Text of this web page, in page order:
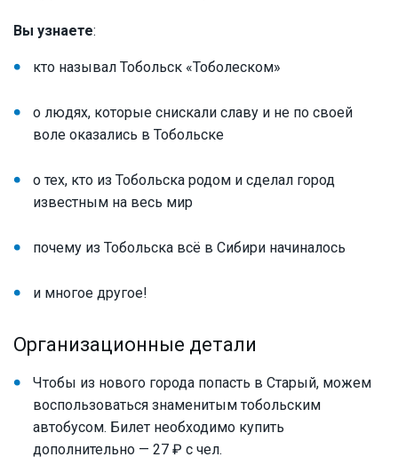
Вы узнаете:
кто называл Тобольск «Тоболеском»
о людях, которые снискали славу и не по своей
воле оказались в Тобольске
о тех, кто из Тобольска родом и сделал город
известным на весь мир
почему из Тобольска всё в Сибири начиналось
и многое другое!
Организационные детали
Чтобы из нового города попасть в Старый, можем
воспользоваться знаменитым тобольским
автобусом. Билет необходимо купить
дополнительно — 27 ₽ с чел.